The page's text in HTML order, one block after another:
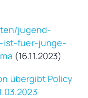
jugend-
ist-fuer-junge-
(16.11.2023)
übergibt Policy